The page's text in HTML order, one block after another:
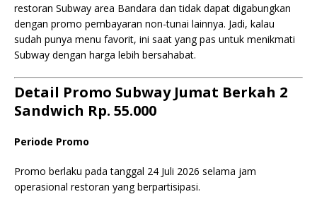
restoran Subway area Bandara dan tidak dapat digabungkan
dengan promo pembayaran non-tunai lainnya. Jadi, kalau
sudah punya menu favorit, ini saat yang pas untuk menikmati
Subway dengan harga lebih bersahabat.
Detail Promo Subway Jumat Berkah 2
Sandwich Rp. 55.000
Periode Promo
Promo berlaku pada tanggal 24 Juli 2026 selama jam
operasional restoran yang berpartisipasi.